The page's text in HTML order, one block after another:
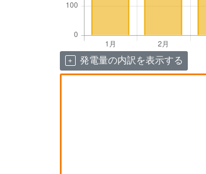
発電量の内訳を表示する